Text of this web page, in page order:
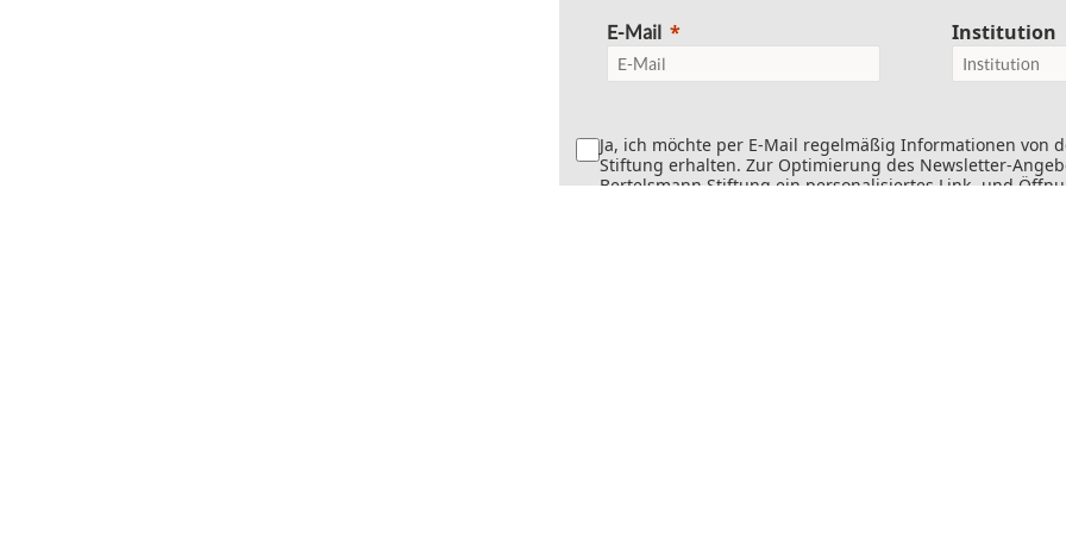
E-Mail Institution
Ja, ich möchte per E-Mail regelmäßig Informationen von
Stiftung erhalten. Zur Optimierung des Newsletter-
Bertelsmann Stiftung ein personalisiertes Link- und